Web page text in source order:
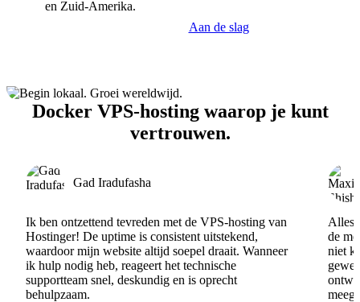
en Zuid-Amerika.
Aan de slag
Docker VPS-hosting waarop je kunt
vertrouwen.
Gad Iradufasha
Ik ben ontzettend tevreden met de VPS-hosting van
Hostinger! De uptime is consistent uitstekend,
waardoor mijn website altijd soepel draait. Wanneer
ik hulp nodig heb, reageert het technische
supportteam snel, deskundig en is oprecht
behulpzaam.
Alles
de
niet